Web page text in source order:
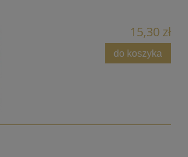
15,30 zł
do koszyka